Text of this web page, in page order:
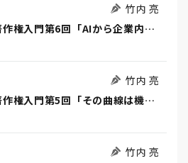
竹内 亮
法務担当者のための著作権入門第6回「AIから企業内ナレッジへ」
竹内 亮
法務担当者のための著作権入門第5回「その曲線は機能か美か」
竹内 亮